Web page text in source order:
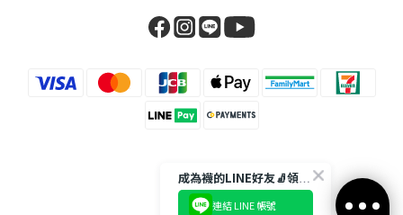
成為襪的LINE好友🧦領取$50折扣碼
連結 LINE 帳號